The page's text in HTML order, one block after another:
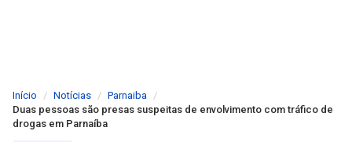
Início Notícias
Parnaiba
Duas pessoas são presas suspeitas de envolvimento com tráfico de
drogas em Parnaíba